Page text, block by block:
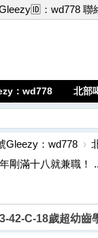
：wd778 聯
：wd778 北部
Gleezy：wd778 ›
剛滿十八就兼職！
42-C-18歲超幼齒